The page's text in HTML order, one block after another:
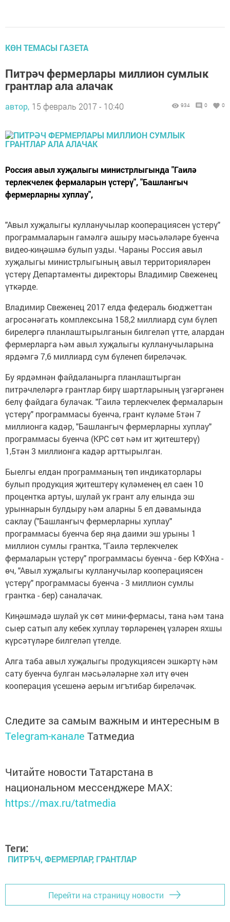
КӨН ТЕМАСЫ ГАЗЕТА
Питрәч фермерлары миллион сумлык
грантлар ала алачак
автор, 15 февраль 2017 - 10:40 934 0 0
Россия авыл хуҗалыгы министрлыгында "Гаилә
терлекчелек фермаларын үстерү", "Башлангыч
фермерларны хуплау",
"Авыл хуҗалыгы кулланучылар кооперациясен үстерү"
программаларын гамәлгә ашыру мәсьәләләре буенча
видео-киңәшмә булып узды. Чараны Россия авыл
хуҗалыгы министрлыгының авыл территорияләрен
үстерү Департаменты директоры Владимир Свеженец
үткәрде.
Владимир Свеженец 2017 елда федераль бюджеттан
агросәнәгать комплексына 158,2 миллиард сум бүлеп
бирелергә планлаштырылганын билгеләп үтте, алардан
фермерларга һәм авыл хуҗалыгы кулланучыларына
ярдәмгә 7,6 миллиард сум бүленеп биреләчәк.
Бу ярдәмнән файдаланырга планлаштырган
питрәчлеләргә грантлар бирү шартларының үзгәргәнен
белү файдага булачак. "Гаилә терлекчелек фермаларын
үстерү" программасы буенча, грант күләме 5тән 7
миллионга кадәр, "Башлангыч фермерларны хуплау"
программасы буенча (КРС сөт һәм ит җитештерү)
1,5тән 3 миллионга кадәр арттырылган.
Быелгы елдан программаның төп индикаторлары
булып продукция җитештерү күләменең ел саен 10
процентка артуы, шулай ук грант алу елында эш
урыннарын булдыру һәм аларны 5 ел дәвамында
саклау ("Башлангыч фермерларны хуплау"
программасы буенча бер яңа даими эш урыны 1
миллион сумлы грантка, "Гаилә терлекчелек
фермаларын үстерү" программасы буенча - бер КФХна -
өч, "Авыл хуҗалыгы кулланучылар кооперациясен
үстерү" программасы буенча - 3 миллион сумлы
грантка - бер) саналачак.
Киңәшмәдә шулай ук сөт мини-фермасы, тана һәм тана
сыер сатып алу кебек хуплау төрләренең үзләрен яхшы
күрсәтүләре билгеләп үтелде.
Алга таба авыл хуҗалыгы продукциясен эшкәртү һәм
сату буенча булган мәсьәләләрне хәл итү өчен
кооперация үсешенә аерым игътибар биреләчәк.
Следите за самым важным и интересным в
Telegram-канале Татмедиа
Читайте новости Татарстана в
национальном мессенджере MАХ:
https://max.ru/tatmedia
Теги:
ПИТРЂЧ, ФЕРМЕРЛАР, ГРАНТЛАР
Перейти на страницу новости